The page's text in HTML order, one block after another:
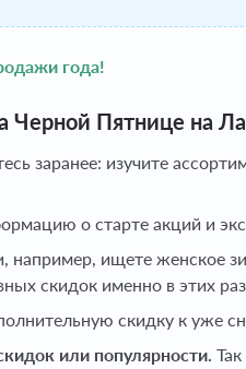
года!
Пятнице на
заранее: изучите
о старте акций и
например, ищете женское
скидок именно в этих
скидку к уже
или популярности.